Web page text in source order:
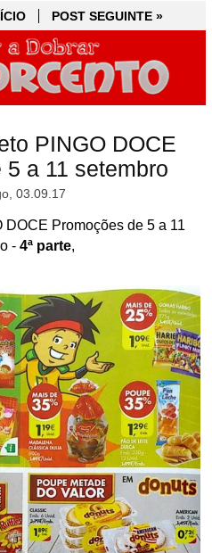
POST SEGUINTE »
PINGO DOCE
a 11 setembro
03.09.17
Promoções de 5 a 11
-4ª parte,
POST SEGUINTE »